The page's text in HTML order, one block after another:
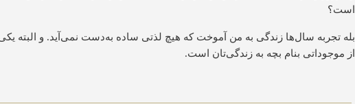
است؟
بله تجربه سال‌ها زندگی به من آموخت که هیچ لذتی ساده به‌دست نمی‌آید. و البته
از موجوداتی بنام بچه به زندگی‌تان است.